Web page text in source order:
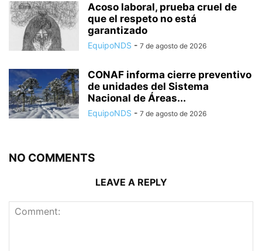
Acoso laboral, prueba cruel de
que el respeto no está
garantizado
EquipoNDS - 7 de agosto de 2026
CONAF informa cierre preventivo
de unidades del Sistema
Nacional de Áreas...
EquipoNDS - 7 de agosto de 2026
NO COMMENTS
LEAVE A REPLY